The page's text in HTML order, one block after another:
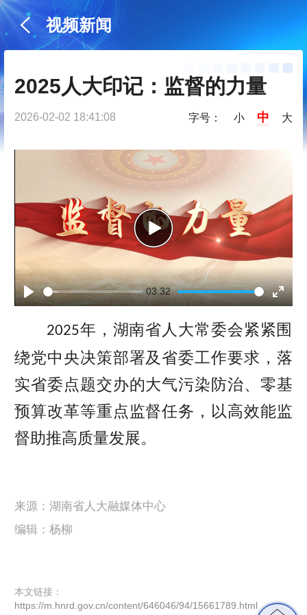
视频新闻
2025人大印记：监督的力量
2026-02-02 18:41:08 字号： 小 中 大
P
a
y
03:32
E
n
t
e
r
r
P
l
y
2025年，湖南省人大常委会紧紧围
绕党中央决策部署及省委工作要求，落
实省委点题交办的大气污染防治、零基
预算改革等重点监督任务，以高效能监
督助推高质量发展。
来源：湖南省人大融媒体中心
编辑：杨柳
本文链接：
https://m.hnrd.gov.cn/content/646046/94/15661789.html